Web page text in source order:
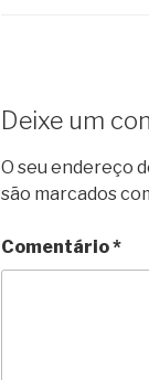
Deixe um
O seu endereço
são marcados
Comentário*